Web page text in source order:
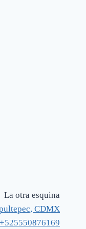
La otra esquina
CDMX
+525550876169